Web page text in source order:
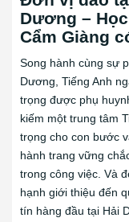
Dương –
Cẩm Giàng
Song hành cùng sự
Dương, Tiếng Anh
trọng được phụ
kiếm một trung tâm
trọng cho con bước
hành trang vững
trong công việc. Và
hạnh giới thiệu đến
tín hàng đầu tại Hải